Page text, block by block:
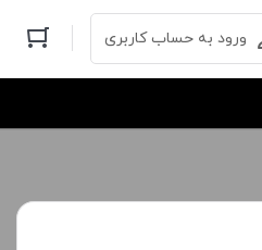
ورود به حساب کاربری